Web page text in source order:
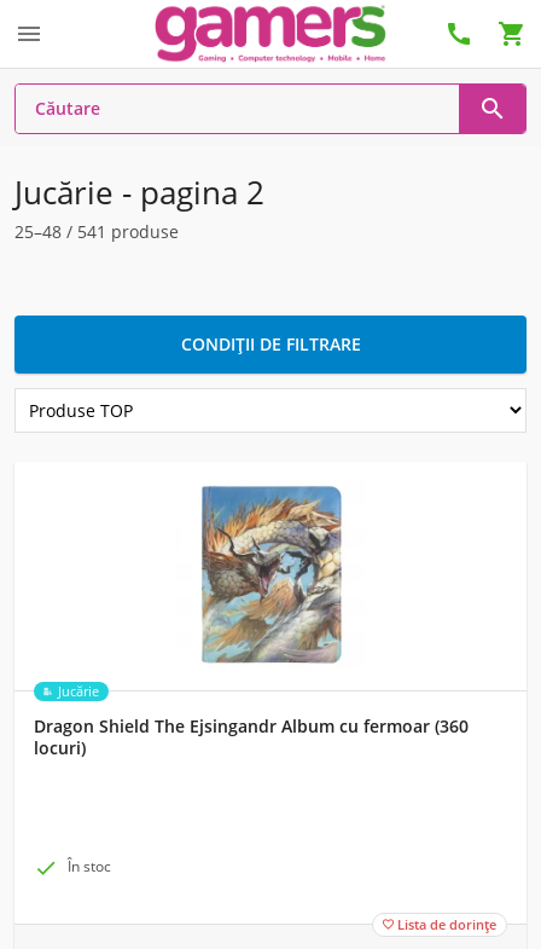
  

Jucărie - pagina 2
25–48 / 541 produse
CONDIȚII DE FILTRARE
Jucărie
Dragon Shield The Ejsingandr Album cu fermoar (360
locuri)
 În stoc
 Lista de dorințe